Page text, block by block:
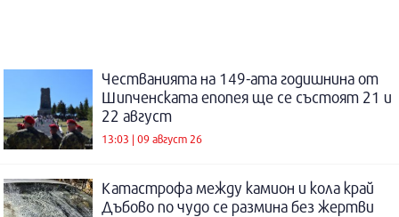
Честванията на 149-ата годишнина от
Шипченската епопея ще се състоят 21 и
22 август
13:03 | 09 август 26
Катастрофа между камион и кола край
Дъбово по чудо се размина без жертви